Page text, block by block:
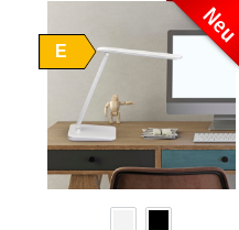
E
Neu